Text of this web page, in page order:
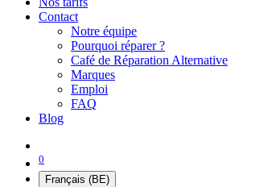
Contact
Notre équipe
Pourquoi réparer ?
Café de Réparation Alternative
Marques
Emploi
FAQ
Blog
0
Français (BE)